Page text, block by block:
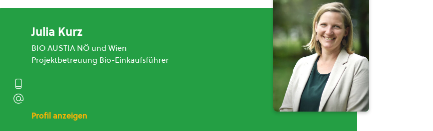
Julia Kurz
BIO AUSTIA NÖ und Wien
Projektbetreuung Bio-Einkaufsführer
Profil anzeigen